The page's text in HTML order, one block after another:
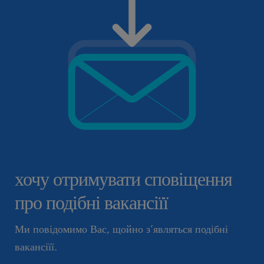
хочу отримувати сповіщення
про подібні вакансіїї
Ми повідомимо Вас, щойно з’являться подібні
вакансіїї.